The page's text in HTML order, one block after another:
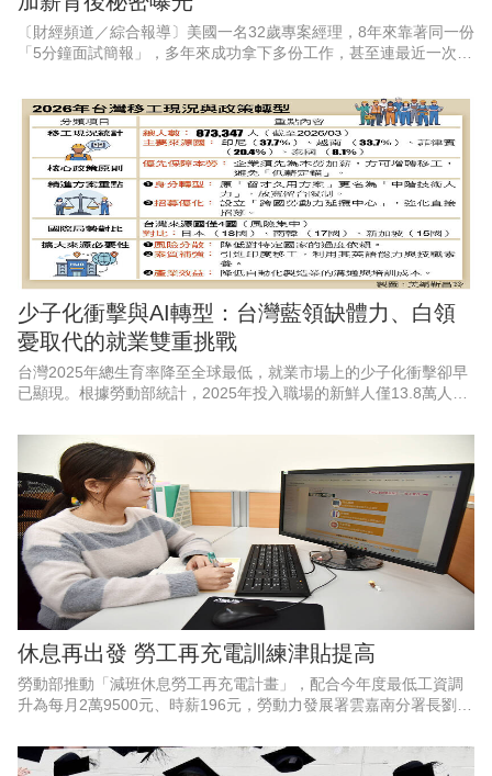
〔財經頻道／綜合報導〕美國一名32歲專案經理，8年來靠著同一份
「5分鐘面試簡報」，多年來成功拿下多份工作，甚至連最近一次內
少子化衝擊與AI轉型：台灣藍領缺體力、白領
憂取代的就業雙重挑戰
台灣2025年總生育率降至全球最低，就業市場上的少子化衝擊卻早
已顯現。根據勞動部統計，2025年投入職場的新鮮人僅13.8萬人，
內缺工狀況
休息再出發 勞工再充電訓練津貼提高
勞動部推動「減班休息勞工再充電計畫」，配合今年度最低工資調
升為每月2萬9500元、時薪196元，勞動力發展署雲嘉南分署長劉邦
間穩定生活、強化職